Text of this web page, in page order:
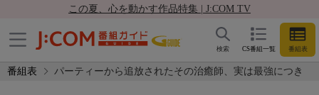
この夏、心を動かす作品特集 | J:COM TV
CS番組一覧 番組表
検索
番組表 パーティーから追放されたその治癒師、実は最強につき